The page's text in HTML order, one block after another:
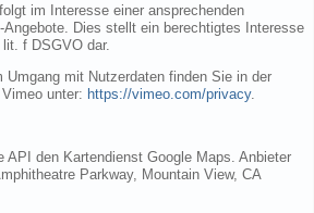
im Interesse einer ansprechenden
Angebote. Dies stellt ein berechtigtes Interesse
f DSGVO dar.
Umgang mit Nutzerdaten finden Sie in der
unter: https://vimeo.com/privacy.
API den Kartendienst Google Maps. Anbieter
Parkway, Mountain View, CA